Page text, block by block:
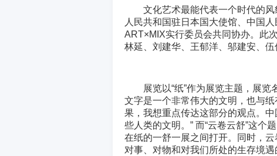
文化艺术最能代表一个时代的
人民共和国驻日本国大使馆、中国
ART×MIX实行委员会共同协办。此
林延、刘建华、王郁洋、邬建安、伍
展览以“纸”作为展览主题，展览
文字是一个非常伟大的文明，也与
果，我想重点传达这部分的观点。
些人类的文明。” 而“云卷云舒”这个
在纸的一舒一展之间打开。同时，
对事、对物和对我们所处的生存境